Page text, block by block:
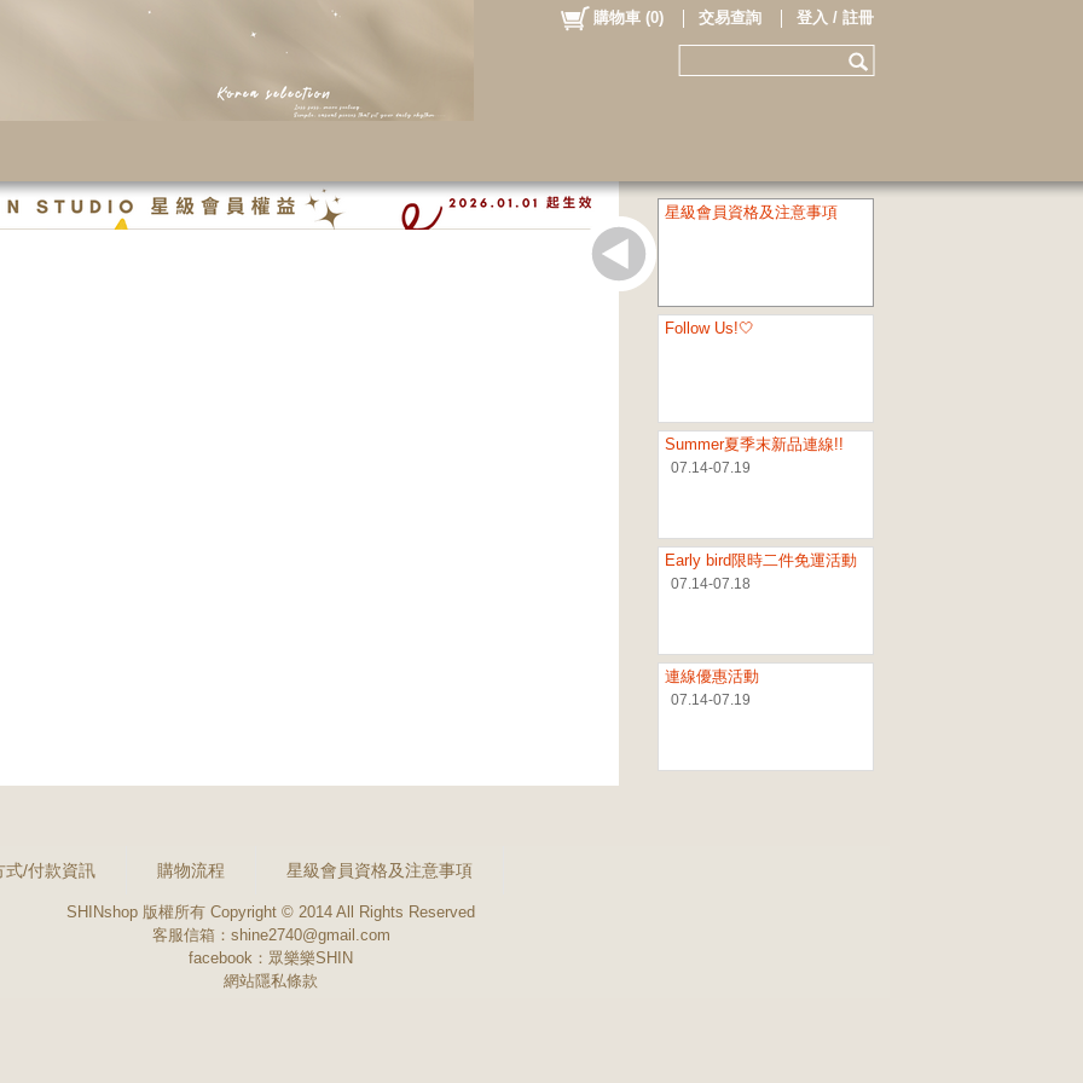
購物車 (0) 交易查詢 登入 / 註冊
星級會員資格及注意事項
Follow Us!🤍
Summer夏季末新品連線!!
07.14-07.19
Early bird限時二件免運活動
07.14-07.18
連線優惠活動
07.14-07.19
式/付款資訊 購物流程 星級會員資格及注意事項
SHINshop 版權所有 Copyright © 2014 All Rights Reserved
客服信箱：shine2740@gmail.com
facebook： 眾樂樂SHIN
網站隱私條款